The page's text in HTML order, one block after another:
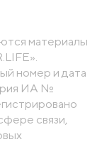
материалы
номер и дата
ИА №
связи,